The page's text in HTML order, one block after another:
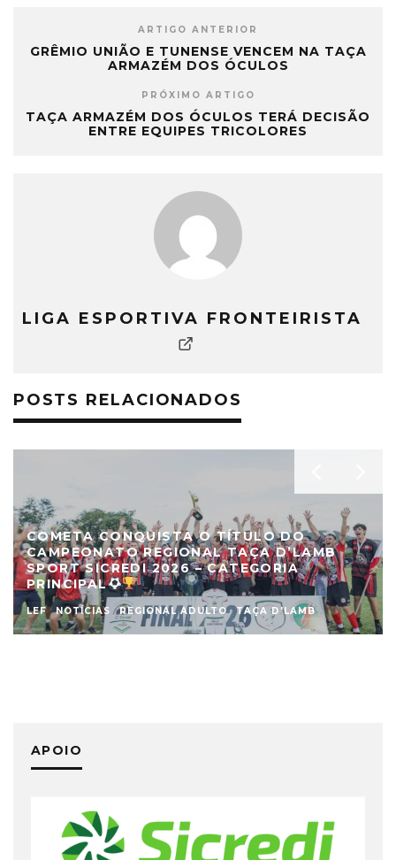
ARTIGO ANTERIOR
GRÊMIO UNIÃO E TUNENSE VENCEM NA TAÇA
ARMAZÉM DOS ÓCULOS
PRÓXIMO ARTIGO
TAÇA ARMAZÉM DOS ÓCULOS TERÁ DECISÃO
ENTRE EQUIPES TRICOLORES
LIGA ESPORTIVA FRONTEIRISTA
POSTS RELACIONADOS
COMETA CONQUISTA O TÍTULO DO
CAMPEONATO REGIONAL TAÇA D’LAMB
SPORT SICREDI 2026 – CATEGORIA
PRINCIPAL
LEF NOTÍCIAS REGIONAL ADULTO TAÇA D'LAMB
APOIO